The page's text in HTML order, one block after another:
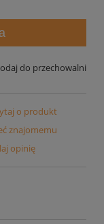
do przechowalni
o produkt
znajomemu
opinię